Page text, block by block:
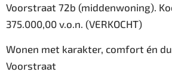
Voorstraat 72b (middenwoning).
375.000,00 v.o.n. (VERKOCHT)
Wonen met karakter, comfort én
Voorstraat